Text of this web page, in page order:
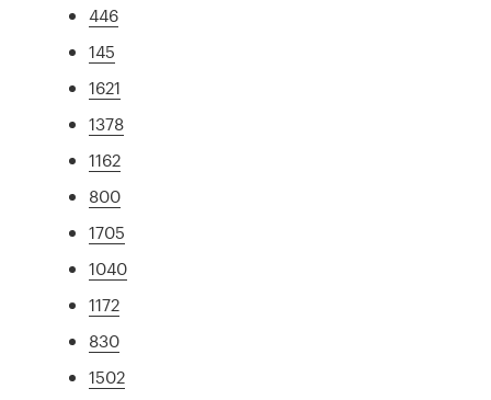
446
145
1621
1378
1162
800
1705
1040
1172
830
1502